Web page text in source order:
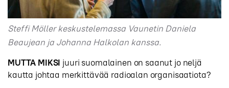
Steffi Möller keskustelemassa Vaunetin Daniela
Beaujean ja Johanna Halkolan kanssa.
MUTTA MIKSI juuri suomalainen on saanut jo neljä
kautta johtaa merkittävää radioalan organisaatiota?